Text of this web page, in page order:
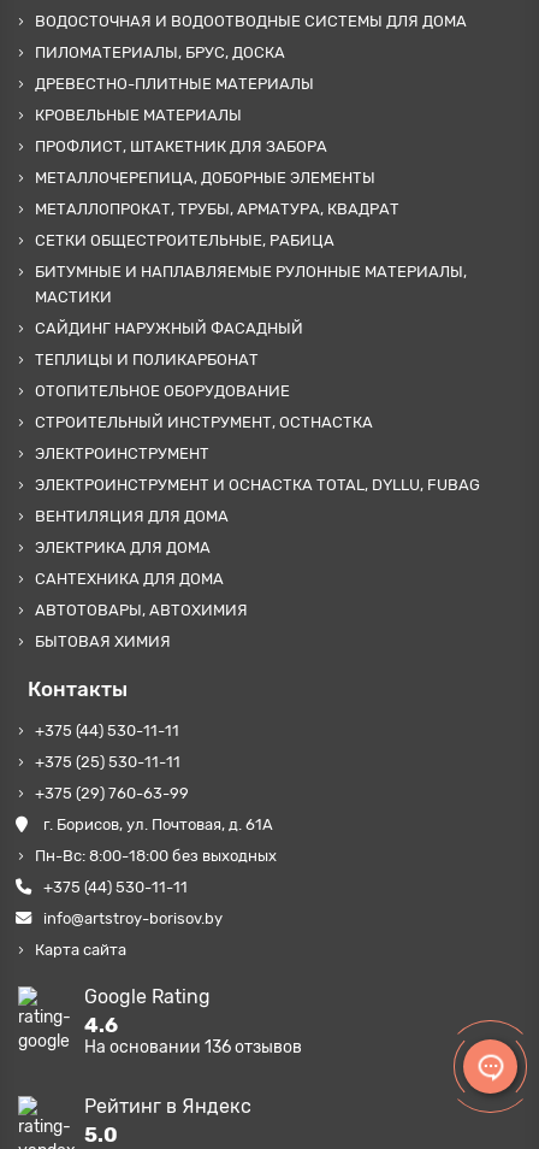
ВОДОСТОЧНАЯ И ВОДООТВОДНЫЕ СИСТЕМЫ ДЛЯ ДОМА
ПИЛОМАТЕРИАЛЫ, БРУС, ДОСКА
ДРЕВЕСТНО-ПЛИТНЫЕ МАТЕРИАЛЫ
КРОВЕЛЬНЫЕ МАТЕРИАЛЫ
ПРОФЛИСТ, ШТАКЕТНИК ДЛЯ ЗАБОРА
МЕТАЛЛОЧЕРЕПИЦА, ДОБОРНЫЕ ЭЛЕМЕНТЫ
МЕТАЛЛОПРОКАТ, ТРУБЫ, АРМАТУРА, КВАДРАТ
СЕТКИ ОБЩЕСТРОИТЕЛЬНЫЕ, РАБИЦА
БИТУМНЫЕ И НАПЛАВЛЯЕМЫЕ РУЛОННЫЕ МАТЕРИАЛЫ,
МАСТИКИ
САЙДИНГ НАРУЖНЫЙ ФАСАДНЫЙ
ТЕПЛИЦЫ И ПОЛИКАРБОНАТ
ОТОПИТЕЛЬНОЕ ОБОРУДОВАНИЕ
СТРОИТЕЛЬНЫЙ ИНСТРУМЕНТ, ОСТНАСТКА
ЭЛЕКТРОИНСТРУМЕНТ
ЭЛЕКТРОИНСТРУМЕНТ И ОСНАСТКА TOTAL, DYLLU, FUBAG
ВЕНТИЛЯЦИЯ ДЛЯ ДОМА
ЭЛЕКТРИКА ДЛЯ ДОМА
САНТЕХНИКА ДЛЯ ДОМА
АВТОТОВАРЫ, АВТОХИМИЯ
БЫТОВАЯ ХИМИЯ
Контакты
+375 (44) 530-11-11
+375 (25) 530-11-11
+375 (29) 760-63-99
г. Борисов, ул. Почтовая, д. 61А
Пн-Вс: 8:00-18:00 без выходных
+375 (44) 530-11-11
info@artstroy-borisov.by
Карта сайта
Google Rating
4.6
На основании 136отзывов
Рейтинг в Яндекс
5.0